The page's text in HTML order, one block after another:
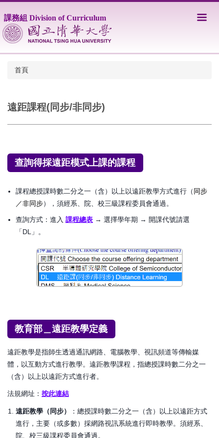
到
主
要
課務組 Division of Curriculum
首頁
遠距課程(同步/非同步)
查詢得採遠距模式上課的課程
課程總授課時數二分之一（含）以上以遠距教學方式進行（同步
／非同步），須經系、院、校三級課程委員會通過。
查詢方式：進入 課程總表→ 選擇學年期 → 開課代號請選
「DL」。
教育部＿遠距教學定義
遠距教學是指師生透過通訊網路、電腦教學、視訊頻道等傳輸媒
體，以互動方式進行教學。遠距教學課程，指總授課時數二分之一
（含）以上以遠距方式進行者。
法規網址： 按此連結
遠距教學（同步）
：總授課時數二分之一（含）以上以遠距方式
進行，主要（或多數）採網路視訊系統進行即時教學。須經系、
院、校三級課程委員會通過。